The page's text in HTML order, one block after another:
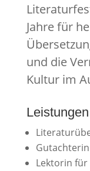
Jahre für
und die
Kultur im
Lektorin